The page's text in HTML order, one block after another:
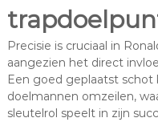
Precisie is cruciaal in
aangezien het direct
Een goed geplaatst
doelmannen omzeilen,
sleutelrol speelt in zijn